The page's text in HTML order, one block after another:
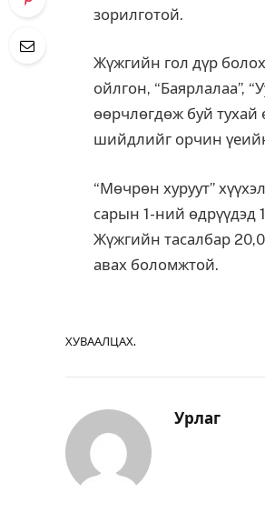
зорилготой.
Жүжгийн гол дүр
ойлгон, “Баярлалаа”,
өөрчлөгдөж буй тухай
шийдлийг орчин үеийн
“Мөчрөн хуруут”
сарын 1-ний өдрүүдэд
Жүжгийн тасалбар
авах боломжтой.
ХУВААЛЦАХ.
Урлаг